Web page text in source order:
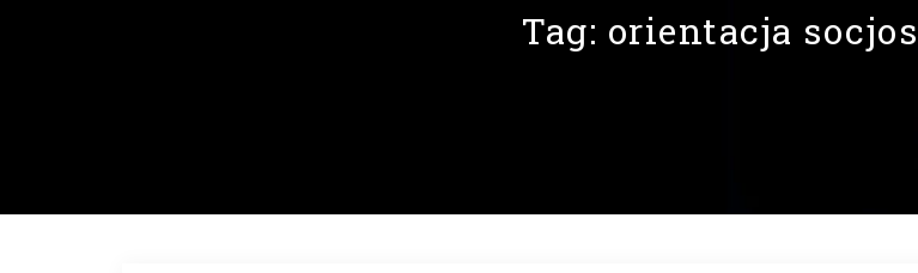
Tag: orientacja